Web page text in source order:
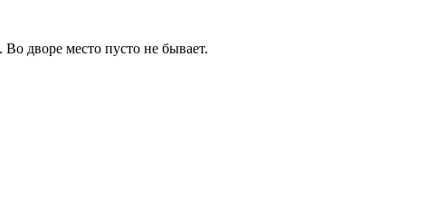
дворе место пусто не бывает.